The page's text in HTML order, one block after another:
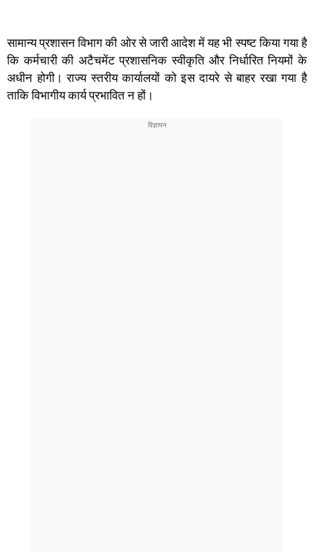
सामान्य प्रशासन विभाग की ओर से जारी आदेश में यह भी स्पष्ट किया गया है
कि कर्मचारी की अटैचमेंट प्रशासनिक स्वीकृति और निर्धारित नियमों के
अधीन होगी। राज्य स्तरीय कार्यालयों को इस दायरे से बाहर रखा गया है
ताकि विभागीय कार्य प्रभावित न हों।